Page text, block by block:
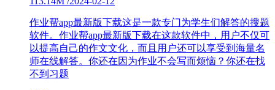
作业帮app最新版下载这是一款专门为学生们解答的搜题
软件。作业帮app最新版下载在这款软件中，用户不仅可
以提高自己的作文文化，而且用户还可以享受到海量名
师在线解答。你还在因为作业不会写而烦恼？你还在找
不到习题